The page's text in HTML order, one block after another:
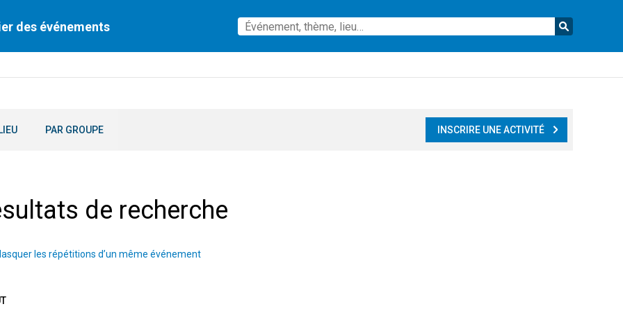
des événements
PAR GROUPE INSCRIRE UNE ACTIVITÉ
de recherche
les répétitions d’un même événement